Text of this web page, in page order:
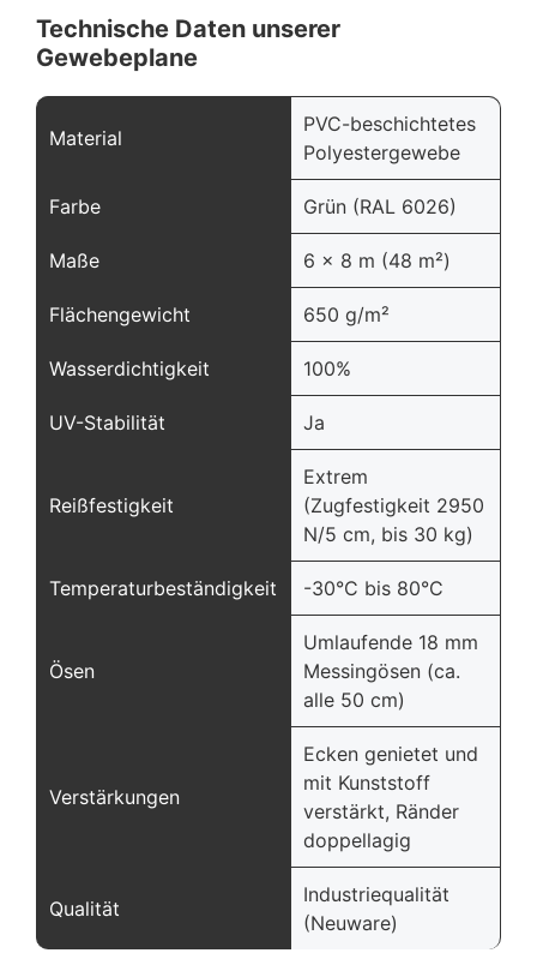
Technische Daten unserer
Gewebeplane
Material
PVC-beschichtetes
Polyestergewebe
Farbe Grün (RAL 6026)
Maße 6 x 8 m (48 m²)
Flächengewicht 650 g/m²
Wasserdichtigkeit 100%
UV-Stabilität Ja
Reißfestigkeit
Extrem
(Zugfestigkeit 2950
N/5 cm, bis 30 kg)
Temperaturbeständigkeit -30°C bis 80°C
Ösen
Umlaufende 18 mm
Messingösen (ca.
alle 50 cm)
Verstärkungen
Ecken genietet und
mit Kunststoff
verstärkt, Ränder
doppellagig
Qualität
Industriequalität
(Neuware)